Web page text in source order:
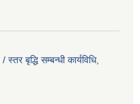
बृद्धि सम्बन्धी कार्यविधि,